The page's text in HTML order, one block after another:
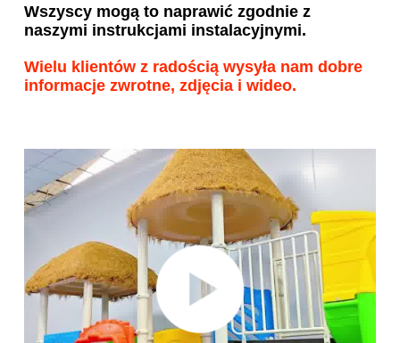
Wszyscy mogą to naprawić zgodnie z
naszymi instrukcjami instalacyjnymi.
Wielu klientów z radością wysyła nam dobre
informacje zwrotne, zdjęcia i wideo.